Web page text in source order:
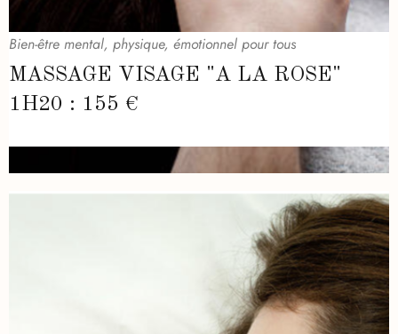
Bien-être mental, physique, émotionnel pour tous
MASSAGE VISAGE "A LA ROSE"
1H20 : 155 €​